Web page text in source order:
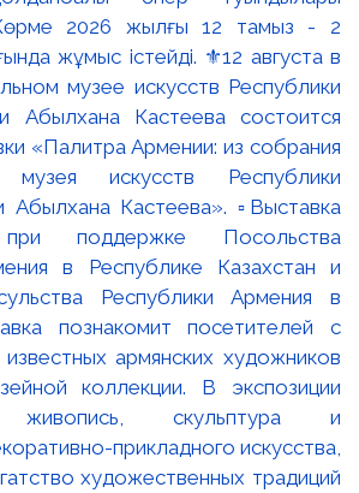
2026 жылғы 12 тамыз - 2
жұмыс істейді. ⚜️12 августа в
музее искусств Республики
Абылхана Кастеева состоится
«Палитра Армении: из собрания
музея искусств Республики
Абылхана Кастеева». ▫️Выставка
при поддержке Посольства
в Республике Казахстан и
Республики Армения в
познакомит посетителей с
армянских художников
коллекции. В экспозиции
живопись, скульптура и
прикладного искусства,
художественных традиций